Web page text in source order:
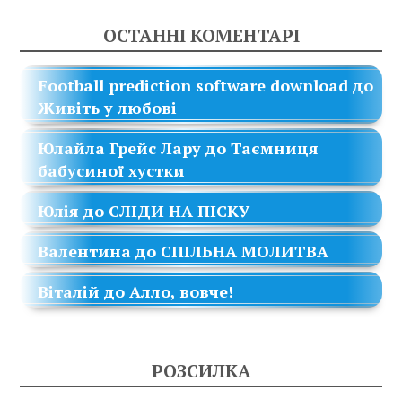
ОСТАННІ КОМЕНТАРІ
Football prediction software download до
Живіть у любові
Юлайла Грейс Лару доТаємниця
бабусиної хустки
Юлія до СЛІДИ НА ПІСКУ
Валентина до СПІЛЬНА МОЛИТВА
Віталій доАлло, вовче!
РОЗСИЛКА